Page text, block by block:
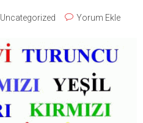
Uncategorized Yorum Ekle